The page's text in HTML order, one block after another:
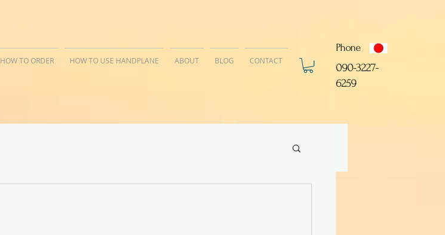
​090-3227-
6259
Phone
HOW TO ORDER HOW TO USE HANDPLANE ABOUT BLOG CONTACT